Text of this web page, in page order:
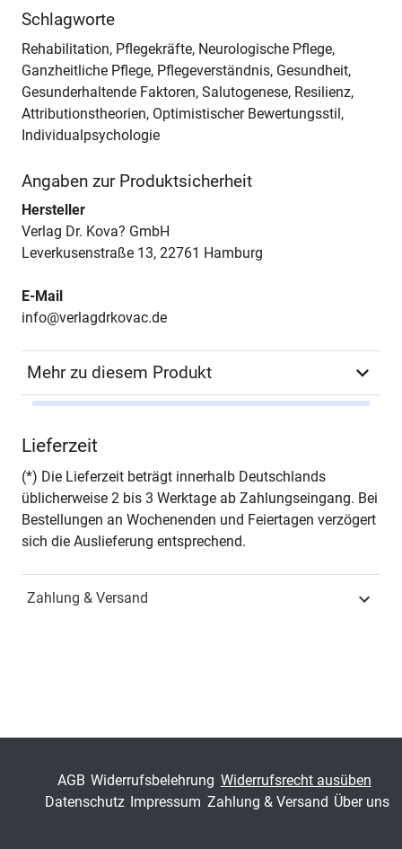
Schlagworte
Rehabilitation, Pflegekräfte, Neurologische Pflege,
Ganzheitliche Pflege, Pflegeverständnis, Gesundheit,
Gesunderhaltende Faktoren, Salutogenese, Resilienz,
Attributionstheorien, Optimistischer Bewertungsstil,
Individualpsychologie
Angaben zur Produktsicherheit
Hersteller
Verlag Dr. Kova? GmbH
Leverkusenstraße 13, 22761 Hamburg
E-Mail
info@verlagdrkovac.de
Mehr zu diesem Produkt
Seiten 428
Jahr Hamburg 2013
Schriftenreihe
Lieferzeit
(*) Die Lieferzeit beträgt innerhalb Deutschlands
üblicherweise 2 bis 3 Werktage ab Zahlungseingang. Bei
Bestellungen an Wochenenden und Feiertagen verzögert
sich die Auslieferung entsprechend.
Zahlung & Versand
AGB Widerrufsbelehrung Widerrufsrecht ausüben
Datenschutz Impressum Zahlung & Versand Über uns